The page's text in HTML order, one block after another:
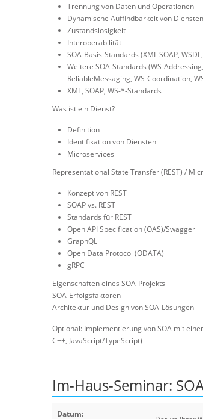
Trennung von Daten und Operationen
Dynamische Auffindbarkeit von
Zustandslosigkeit
Interoperabilität
SOA-Basis-Standards (XML SOAP,
Weitere SOA-Standards (WS-
ReliableMessaging, WS-Coordination,
XML, SOAP, WS-*-Standards
Was ist ein Dienst?
Definition
Identifikation von Diensten
Microservices
Representational State Transfer (REST) /
Konzept von REST
SOAP vs. REST
Standards für REST
Open API Specification (OAS)/Swagger
GraphQL
Open Data Protocol (ODATA)
gRPC
Eigenschaften eines SOA-Projekts
SOA-Erfolgsfaktoren
Architektur und Design von SOA-Lösungen
Optional: Implementierung von SOA mit
C++, JavaScript/TypeScript)
Im-Haus-Seminar:
Datum: